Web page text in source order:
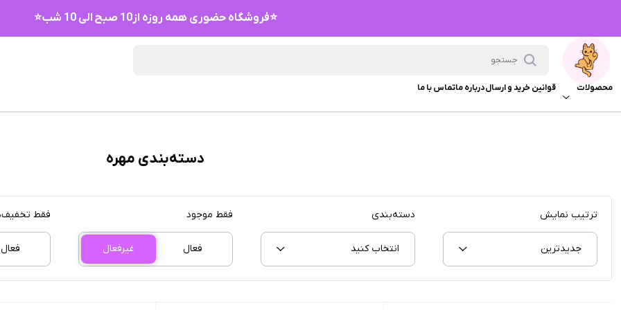
⭐فروشگاه حضوری همه روزه از10 صبح الی 10 شب⭐
محصولات قوانین خرید و ارسالدرباره ماتماس با ما
دسته‌بندی مهره
ترتیب نمایش
جدیدترین
دسته‌بندی
انتخاب کنید
فقط موجود
فعال غیرفعال
فقط
فعال